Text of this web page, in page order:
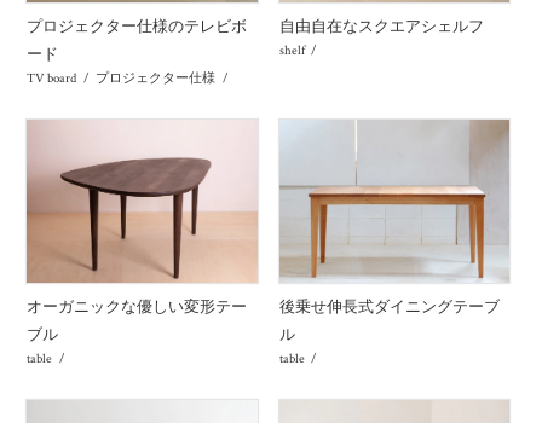
プロジェクター仕様のテレビボ
ード
TV board プロジェクター仕様
自由自在なスクエアシェルフ
shelf
オーガニックな優しい変形テー
ブル
table
後乗せ伸長式ダイニングテーブ
ル
table